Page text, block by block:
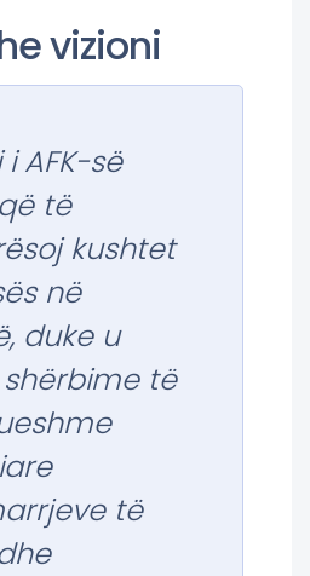
vizioni
i AFK-së
të
kushtet
në
duke u
të
të